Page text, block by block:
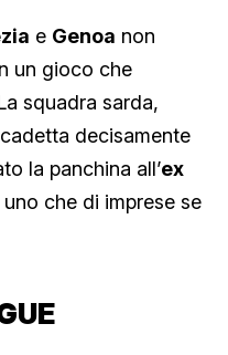
e Genoa non
un gioco che
squadra sarda,
decisamente
la panchina all’ex
che di imprese se